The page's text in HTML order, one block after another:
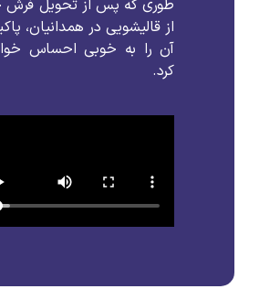
طوری که پس از تحویل فرش
از قالیشویی در همدانیان،
آن را به خوبی احساس
کرد.